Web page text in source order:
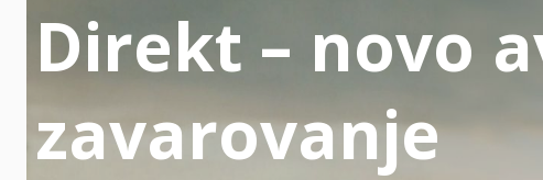
Direkt – novo
zavarovanje